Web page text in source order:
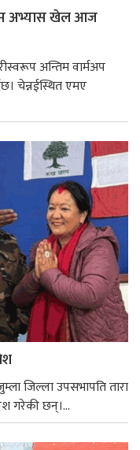
अभ्यास खेल आज
अन्तिम वार्मअप
चेन्नईस्थित एमए
जुम्ला जिल्ला उपसभापति तारा
गरेकी छन्।...